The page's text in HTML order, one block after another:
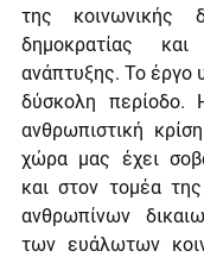
της κοινωνικής
δημοκρατίας
ανάπτυξης. Το έργο
δύσκολη περίοδο.
ανθρωπιστική
χώρα μας έχει
και στον τομέα
ανθρωπίνων
των ευάλωτων